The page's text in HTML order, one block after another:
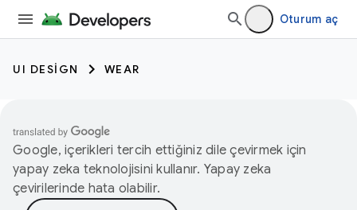
Oturum aç
UI DESIGN WEAR
Google, içerikleri tercih ettiğiniz dile çevirmek için
yapay zeka teknolojisini kullanır. Yapay zeka
çevirilerinde hata olabilir.